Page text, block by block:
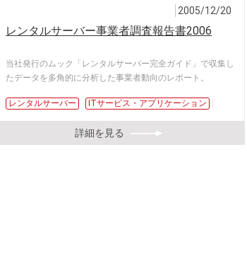
2005/12/20
レンタルサーバー事業者調査報告書2006
当社発行のムック「レンタルサーバー完全ガイド」で収集し
たデータを多角的に分析した事業者動向のレポート。
レンタルサーバー ITサービス・アプリケーション
詳細を見る